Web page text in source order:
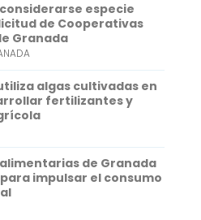
especie
de Cooperativas
Granada
algas cultivadas en
fertilizantes y
de Granada
impulsar el consumo